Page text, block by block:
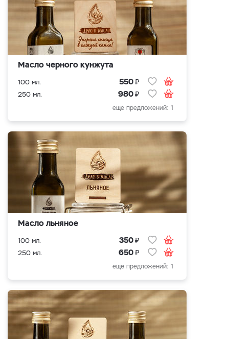
Масло черного кунжута
100 мл. 550₽
250 мл. 980₽
еще предложений: 1
Масло льняное
100 мл. 350₽
250 мл. 650₽
еще предложений: 1